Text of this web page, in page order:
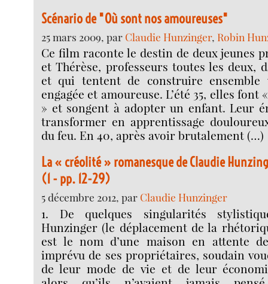
Scénario de "Où sont nos amoureuses"
25 mars 2009, par Claudie Hunzinger, Robin
Ce film raconte le destin de deux jeunes
et Thérèse, professeurs toutes les deux,
et qui tentent de construire
engagée et amoureuse. L’été 35, elles font
» et songent à adopter un enfant. Leur
transformer en apprentissage
du feu. En 40, après avoir brutalement (…)
La « créolité » romanesque de Claudie
(1 - pp. 12-29)
5 décembre 2012, par Claudie Hunzinger
1. De quelques singularités
Hunzinger (le déplacement de la
est le nom d’une maison en attente
imprévu de ses propriétaires, soudain
de leur mode de vie et de leur